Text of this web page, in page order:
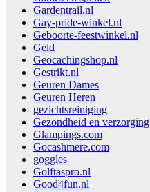
Gardentrail.nl
Gay-pride-winkel.nl
Geboorte-feestwinkel.nl
Geld
Geocachingshop.nl
Gestrikt.nl
Geuren Dames
Geuren Heren
gezichtsreiniging
Gezondheid en verzorging
Glampings.com
Gocashmere.com
goggles
Golftaspro.nl
Good4fun.nl